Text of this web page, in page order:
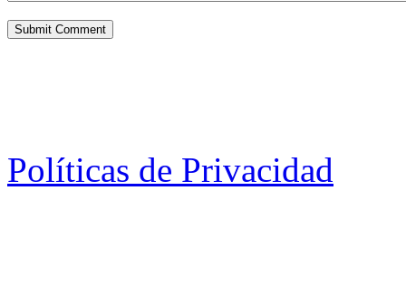
Políticas de Privacidad